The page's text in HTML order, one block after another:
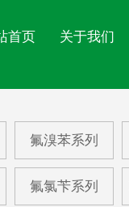
首页 关于我们
公司简介
企业展示
资质荣誉
氟苯系列
氟苯胺系列
氟硝基苯系列
氟溴苯系列
氟氯苄系列